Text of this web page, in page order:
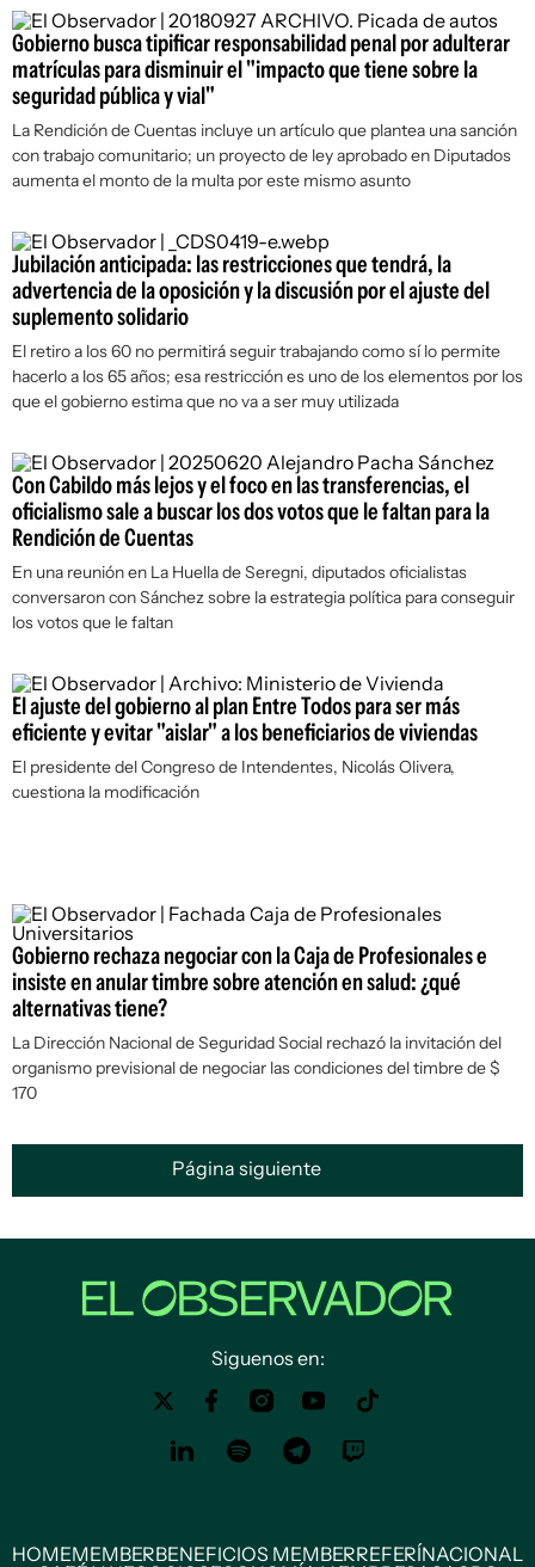
Gobierno busca tipificar responsabilidad penal por adulterar
matrículas para disminuir el "impacto que tiene sobre la
seguridad pública y vial"
La Rendición de Cuentas incluye un artículo que plantea una sanción
con trabajo comunitario; un proyecto de ley aprobado en Diputados
aumenta el monto de la multa por este mismo asunto
Jubilación anticipada: las restricciones que tendrá, la
advertencia de la oposición y la discusión por el ajuste del
suplemento solidario
El retiro a los 60 no permitirá seguir trabajando como sí lo permite
hacerlo a los 65 años; esa restricción es uno de los elementos por los
que el gobierno estima que no va a ser muy utilizada
Con Cabildo más lejos y el foco en las transferencias, el
oficialismo sale a buscar los dos votos que le faltan para la
Rendición de Cuentas
En una reunión en La Huella de Seregni, diputados oficialistas
conversaron con Sánchez sobre la estrategia política para conseguir
los votos que le faltan
El ajuste del gobierno al plan Entre Todos para ser más
eficiente y evitar "aislar" a los beneficiarios de viviendas
El presidente del Congreso de Intendentes, Nicolás Olivera,
cuestiona la modificación
Gobierno rechaza negociar con la Caja de Profesionales e
insiste en anular timbre sobre atención en salud: ¿qué
alternativas tiene?
La Dirección Nacional de Seguridad Social rechazó la invitación del
organismo previsional de negociar las condiciones del timbre de $
170
Página siguiente
Siguenos en:
HOMEMEMBERBENEFICIOS MEMBERREFERÍNACIONAL